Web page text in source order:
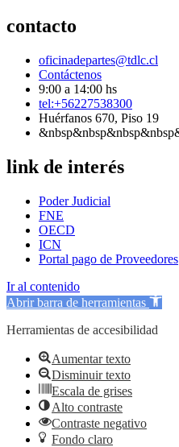
contacto
oficinadepartes@tdlc.cl
Contáctenos
9:00 a 14:00 hs
tel:+56227538300
Huérfanos 670, Piso 19
link de interés
Poder Judicial
FNE
OECD
ICN
Portal pago de Proveedores
Ir al contenido
Abrir barra de herramientas
Herramientas de accesibilidad
Aumentar texto
Disminuir texto
Escala de grises
Alto contraste
Contraste negativo
Fondo claro